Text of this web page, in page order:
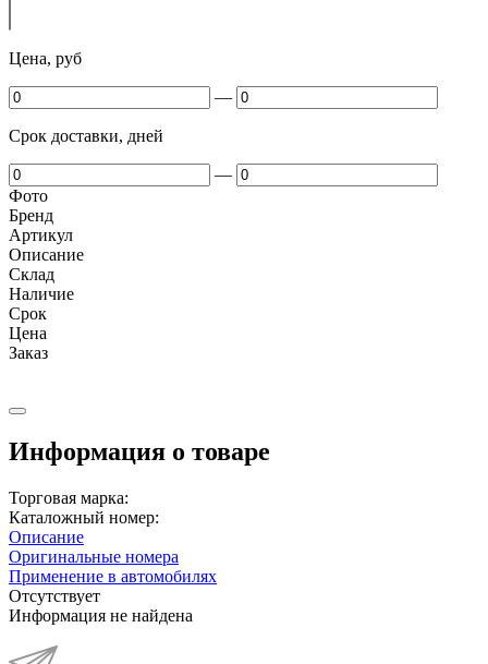
Цена, руб
—
Срок доставки, дней
—
Фото
Бренд
Артикул
Описание
Cклад
Наличие
Срок
Цена
Заказ
Информация о товаре
Торговая марка:
Каталожный номер:
Описание
Оригинальные номера
Применение в автомобилях
Отсутствует
Информация не найдена